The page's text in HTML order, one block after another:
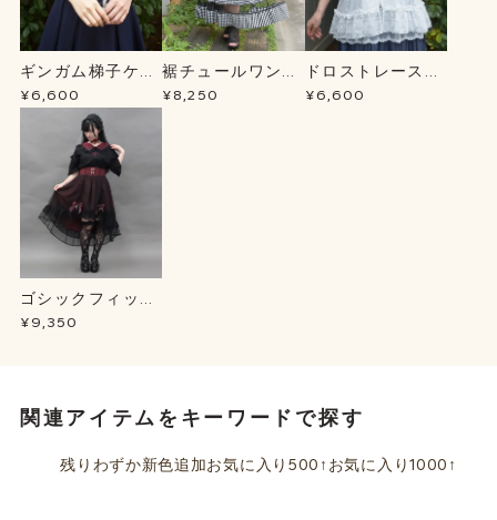
ギンガム梯子ケー
プＢＬ
¥6,600
裾チュールワンピ
ース
¥8,250
ドロストレースパ
ーカー
¥6,600
ゴシックフィッシ
ュテールＳＫ
¥9,350
関連アイテムをキーワードで探す
残りわずか新色追加お気に入り500↑ お気に入り1000↑